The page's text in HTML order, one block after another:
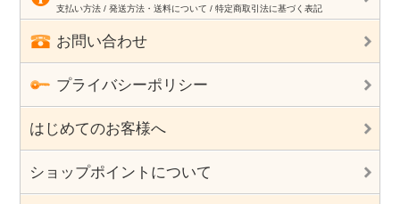
支払い方法 / 発送方法・送料について / 特定商取引法に基づく表記
お問い合わせ
プライバシーポリシー
はじめてのお客様へ
ショップポイントについて